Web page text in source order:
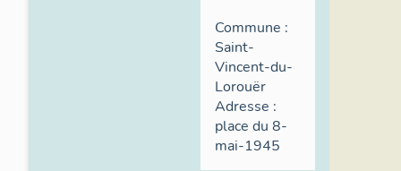
Commune :
Saint-
Vincent-du-
Lorouër
Adresse :
place du 8-
mai-1945